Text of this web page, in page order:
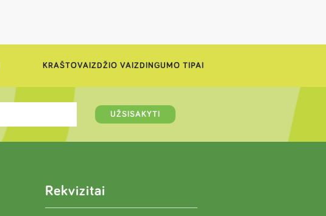
KRAŠTOVAIZDŽIO VAIZDINGUMO TIPAI
Rekvizitai